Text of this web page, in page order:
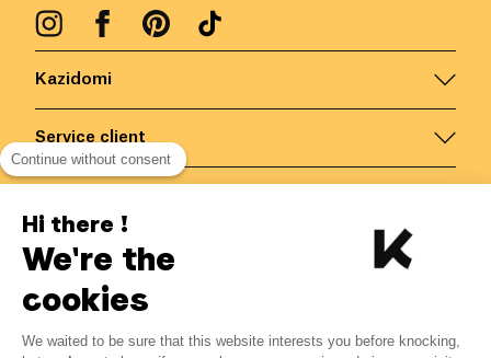
Kazidomi
Service client
Belgique/FR
Continue without consent
Hi there !
We're the
cookies
We waited to be sure that this website interests you before knocking,